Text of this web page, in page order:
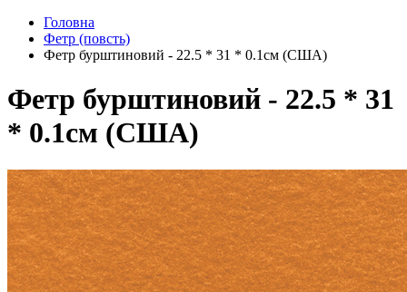
Головна
Фетр (повсть)
Фетр бурштиновий - 22.5 * 31 * 0.1см (США)
Фетр бурштиновий - 22.5 * 31
* 0.1см (США)